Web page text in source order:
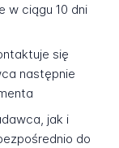
w ciągu 10 dni
się
następnie
jak i
do